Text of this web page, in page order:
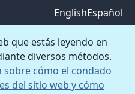
EnglishEspañol
que estás leyendo en
diversos métodos.
cómo el condado
del sitio web y cómo